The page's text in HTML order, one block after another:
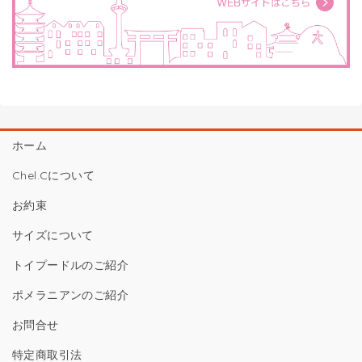
ホーム
Chel.Cについて
お約束
サイズについて
トイプードルのご紹介
ポメラニアンのご紹介
お問合せ
特定商取引法